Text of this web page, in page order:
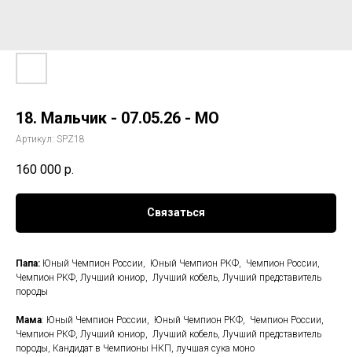
18. Мальчик - 07.05.26 - МО
Артикул: SPZ18
160 000 р.
Связаться
Папа: Юный Чемпион России, Юный Чемпион РКФ, Чемпион России,
Чемпион РКФ, Лучший юниор, Лучший кобель, Лучший представитель
породы
Мама: Юный Чемпион России, Юный Чемпион РКФ, Чемпион России,
Чемпион РКФ, Лучший юниор, Лучший кобель, Лучший представитель
породы, Кандидат в Чемпионы НКП, лучшая сука моно